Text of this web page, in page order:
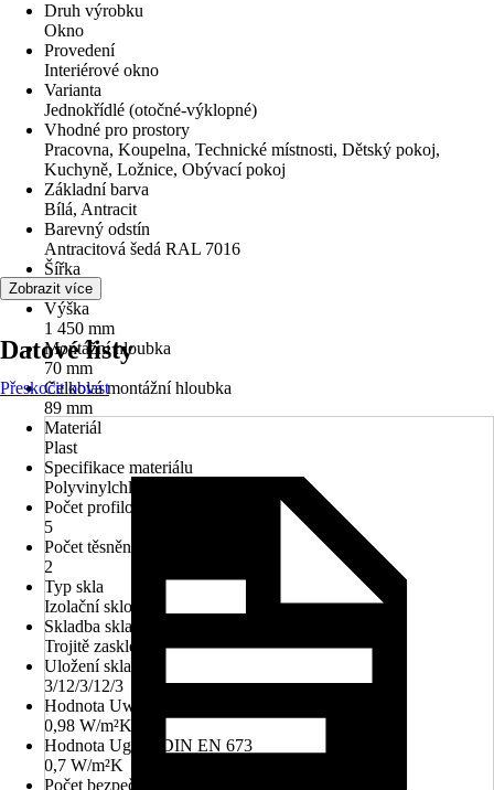
Druh výrobku
Okno
Provedení
Interiérové okno
Varianta
Jednokřídlé (otočné-výklopné)
Vhodné pro prostory
Pracovna, Koupelna, Technické místnosti, Dětský pokoj,
Kuchyně, Ložnice, Obývací pokoj
Základní barva
Bílá, Antracit
Barevný odstín
Antracitová šedá RAL 7016
Šířka
950 mm
Výška
1 450 mm
Montážní hloubka
70 mm
Celková montážní hloubka
89 mm
Materiál
Plast
Specifikace materiálu
Polyvinylchlorid (PVC)
Počet profilových komor
5
Počet těsnění
2
Typ skla
Izolační sklo
Skladba skla
Trojitě zasklené
Uložení skla
3/12/3/12/3
Hodnota Uw dle DIN EN 10077
0,98 W/m²K
Hodnota Ug dle DIN EN 673
0,7 W/m²K
Počet bezpečnostních kotevních plechů
Zobrazit více
Datové listy
Přeskočit oblast